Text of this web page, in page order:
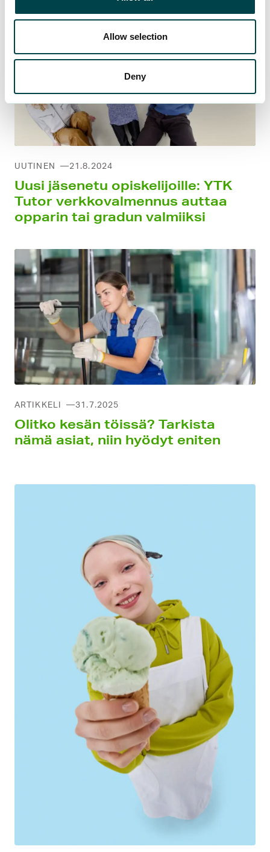
Allow selection
Deny
UUTINEN 21.8.2024
Uusi jäsenetu opiskelijoille: YTK
Tutor verkko­valmennus auttaa
opparin tai gradun valmiiksi
ARTIKKELI 31.7.2025
Olitko kesän töissä? Tarkista
nämä asiat, niin hyödyt eniten